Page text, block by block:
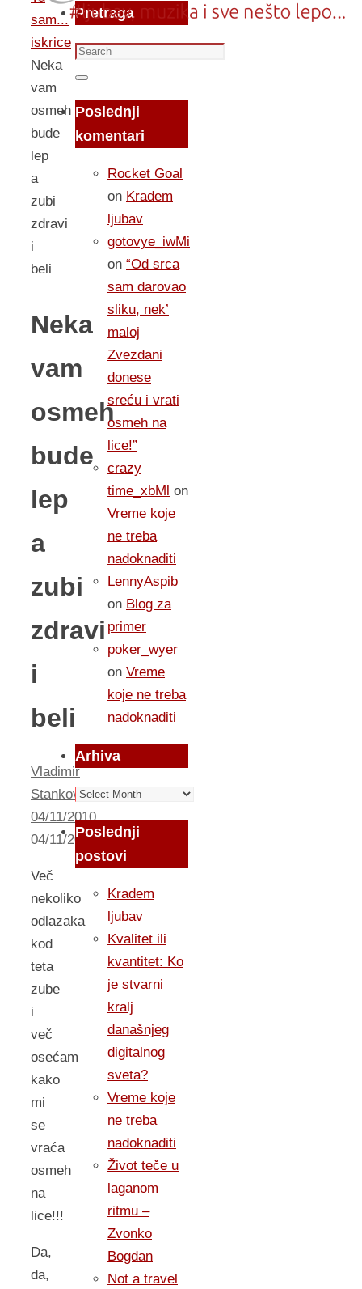
sam...
iskrice
Neka
vam
osmeh
bude
lep
a
zubi
zdravi
i
beli
Neka
vam
osmeh
bude
lep
a
zubi
zdravi
i
beli
Vladimir
Stankovic
04/11/2010
04/11/2010iskrice
Več
nekoliko
odlazaka
kod
teta
zube
i
več
osećam
kako
mi
se
vraća
osmeh
na
lice!!!
Da,
da,
Pretraga
Search
for:
Search
Poslednji
komentari
Rocket Goal
on Kradem
ljubav
gotovye_iwMi
on “Od srca
sam darovao
sliku, nek’
maloj
Zvezdani
donese
sreću i vrati
osmeh na
lice!”
crazy
time_xbMl on
Vreme koje
ne treba
nadoknaditi
LennyAspib
on Blog za
primer
poker_wyer
on Vreme
koje ne treba
nadoknaditi
Arhiva
Arhiva
Poslednji
postovi
Kradem
ljubav
Kvalitet ili
kvantitet: Ko
je stvarni
kralj
današnjeg
digitalnog
sveta?
Vreme koje
ne treba
nadoknaditi
Život teče u
laganom
ritmu –
Zvonko
Bogdan
Not a travel